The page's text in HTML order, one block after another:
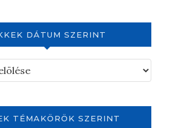
DÁTUM SZERINT
TÉMAKÖRÖK SZERINT